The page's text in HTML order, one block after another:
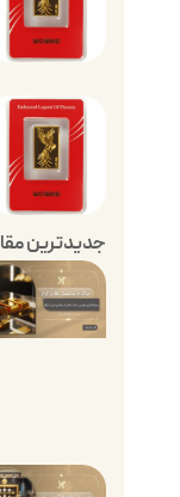
جدیدترین